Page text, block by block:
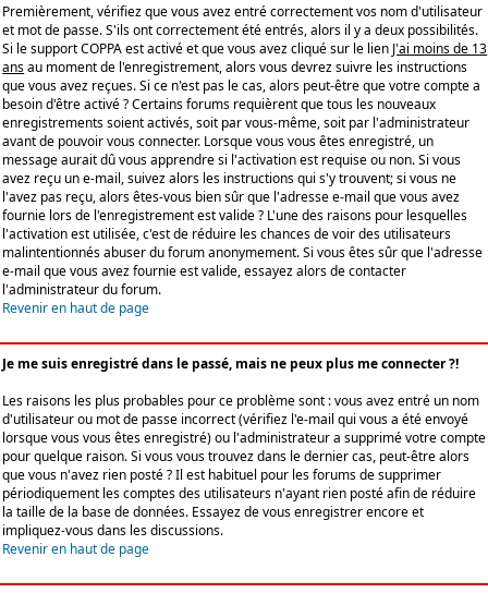
Premièrement, vérifiez que vous avez entré correctement vos nom d'utilisateur
et mot de passe. S'ils ont correctement été entrés, alors il y a deux possibilités.
Si le support COPPA est activé et que vous avez cliqué sur le lien J'ai moins de 13
ansau moment de l'enregistrement, alors vous devrez suivre les instructions
que vous avez reçues. Si ce n'est pas le cas, alors peut-être que votre compte a
besoin d'être activé ? Certains forums requièrent que tous les nouveaux
enregistrements soient activés, soit par vous-même, soit par l'administrateur
avant de pouvoir vous connecter. Lorsque vous vous êtes enregistré, un
message aurait dû vous apprendre si l'activation est requise ou non. Si vous
avez reçu un e-mail, suivez alors les instructions qui s'y trouvent; si vous ne
l'avez pas reçu, alors êtes-vous bien sûr que l'adresse e-mail que vous avez
fournie lors de l'enregistrement est valide ? L'une des raisons pour lesquelles
l'activation est utilisée, c'est de réduire les chances de voir des utilisateurs
malintentionnés abuser du forum anonymement. Si vous êtes sûr que l'adresse
e-mail que vous avez fournie est valide, essayez alors de contacter
l'administrateur du forum.
Revenir en haut de page
Je me suis enregistré dans le passé, mais ne peux plus me connecter ?!
Les raisons les plus probables pour ce problème sont : vous avez entré un nom
d'utilisateur ou mot de passe incorrect (vérifiez l'e-mail qui vous a été envoyé
lorsque vous vous êtes enregistré) ou l'administrateur a supprimé votre compte
pour quelque raison. Si vous vous trouvez dans le dernier cas, peut-être alors
que vous n'avez rien posté ? Il est habituel pour les forums de supprimer
périodiquement les comptes des utilisateurs n'ayant rien posté afin de réduire
la taille de la base de données. Essayez de vous enregistrer encore et
impliquez-vous dans les discussions.
Revenir en haut de page